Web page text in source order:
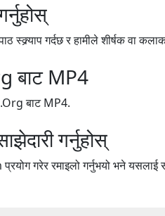
स्क्र्याप गर्दछ र हामीले शीर्षक वा
बाट MP4
बाट MP4.
गर्नुहोस्
गरेर रमाइलो गर्नुभयो भने यसलाई